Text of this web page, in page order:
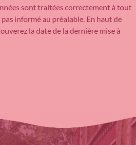
sont traitées correctement à tout
informé au préalable. En haut de
la date de la dernière mise à